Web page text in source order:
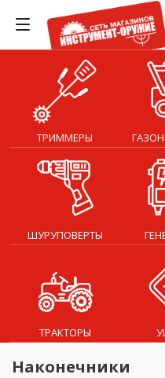
ТРИММЕРЫ
ШУРУПОВЕРТЫ
ТРАКТОРЫ
Наконечники